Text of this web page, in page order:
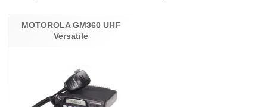
MOTOROLA GM360 UHF
Versatile